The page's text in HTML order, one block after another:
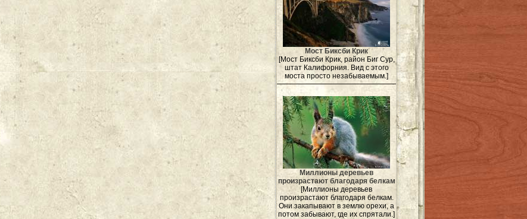
Мост Биксби Крик
[Мост Биксби Крик, район Биг Сур,
штат Калифорния. Вид с этого
моста просто незабываемым.]
Миллионы деревьев
произрастают благодаря белкам
[Миллионы деревьев
произрастают благодаря белкам.
Они закапывают в землю орехи, а
потом забывают, где их спрятали.]